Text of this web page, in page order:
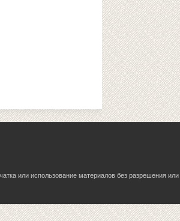
или использование материалов без разрешения